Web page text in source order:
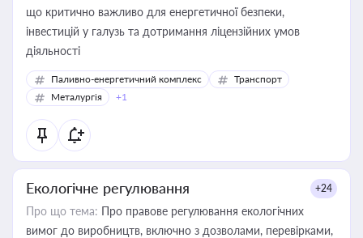
що критично важливо для енергетичної безпеки,
інвестицій у галузь та дотримання ліцензійних умов
діяльності
Паливно-енергетичний комплекс
Транспорт
Металургія
+1
Екологічне регулювання +24
Про що тема: Про правове регулювання екологічних
вимог до виробництв, включно з дозволами, перевірками,